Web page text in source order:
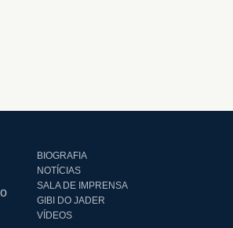
BIOGRAFIA
NOTÍCIAS
SALA DE IMPRENSA
GIBI DO JADER
VÍDEOS